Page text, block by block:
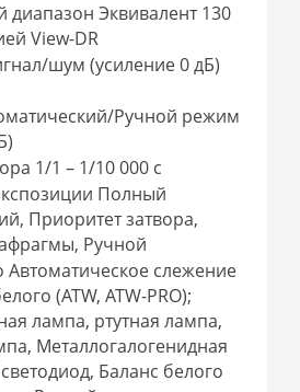
диапазон Эквивалент 130
View-DR
шум (усиление 0 дБ)
Ручной режим
1/1 – 1/10 000 с
Полный
Приоритет затвора,
Ручной
Автоматическое слежение
(ATW, ATW-PRO);
лампа, ртутная лампа,
Металлогалогенидная
Баланс белого